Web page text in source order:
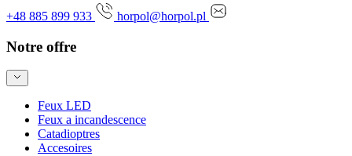
+48 885 899 933 horpol@horpol.pl
Notre offre
Feux LED
Feux a incandescence
Catadioptres
Accesoires